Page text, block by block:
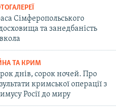
Сімферопольського
та занедбаність
ТА КРИМ
днів, сорок ночей. Про
кримської операції з
Росії до миру